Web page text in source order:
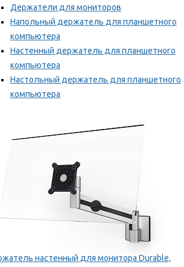
Держатели для мониторов
Напольный держатель для планшетного
компьютера
Настенный держатель для планшетного
компьютера
Настольный держатель для планшетного
компьютера
настенный для монитора Durable,